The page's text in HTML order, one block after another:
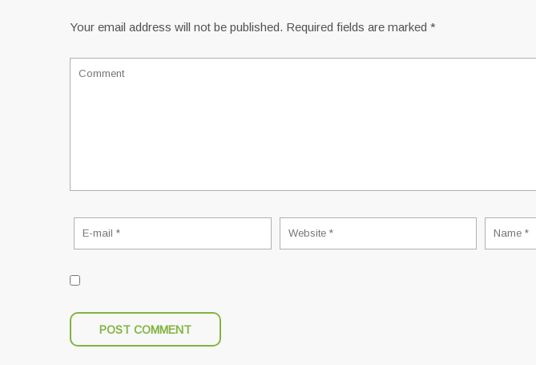
Your email address will not be published. Required fields are marked *